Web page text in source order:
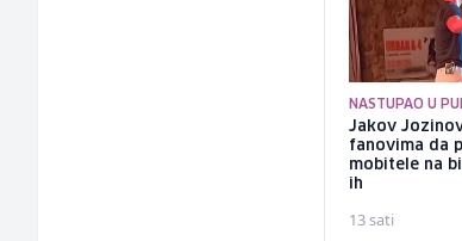
NASTUPAO U
Jakov
fanovima da
mobitele na
ih
13 sati